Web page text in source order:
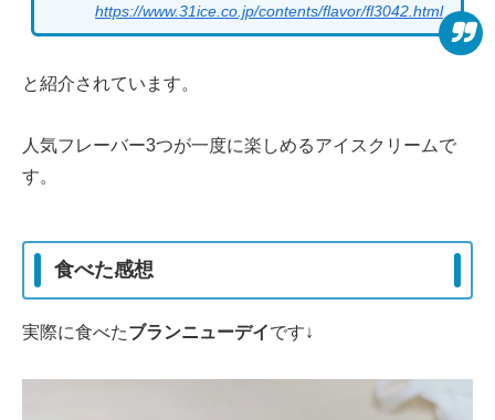
https://www.31ice.co.jp/contents/flavor/fl3042.html
と紹介されています。
人気フレーバー3つが一度に楽しめるアイスクリームで
す。
食べた感想
実際に食べたブランニューデイです↓